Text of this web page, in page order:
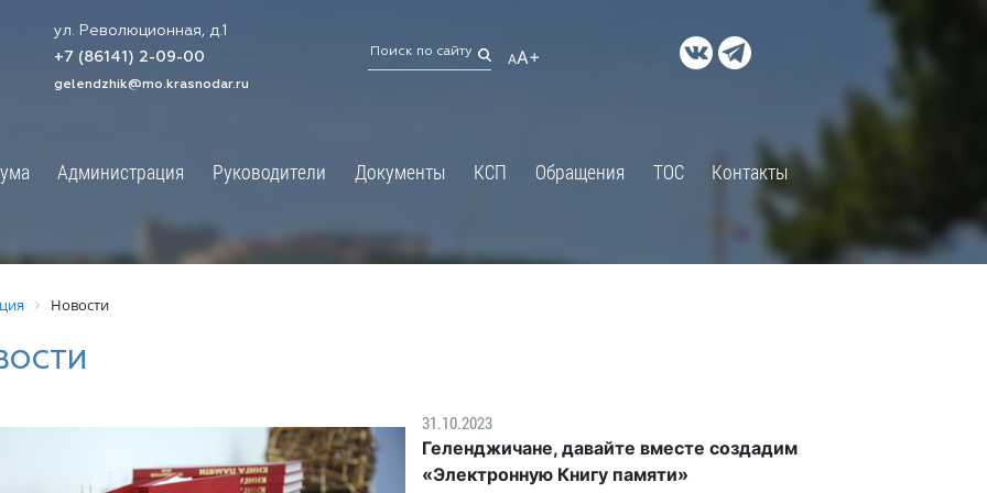
ул. Революционная, д.1
+7 (86141) 2-09-00
gelendzhik@mo.krasnodar.ru
АA+
Администрация Руководители Документы КСП Обращения ТОС Контакты
×
информация
организации
График приёмов граждан
депутатами
заседаний
Сведения о доходах, расходах, об
ДОКУМЕНТЫ
Правовые акты и их экспертиза
Экспертиза действующих
нормативных правовых актов
Оценка применения
Порядок обжалования
Новости
31.10.2023
Геленджичане, давайте вместе создадим
«Электронную Книгу памяти»